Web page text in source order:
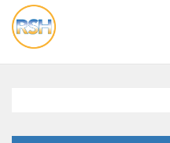
vai
alla